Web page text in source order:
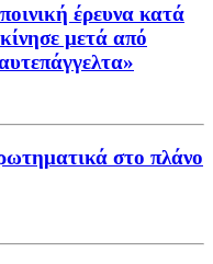
έρευνα κατά
μετά από
στο πλάνο